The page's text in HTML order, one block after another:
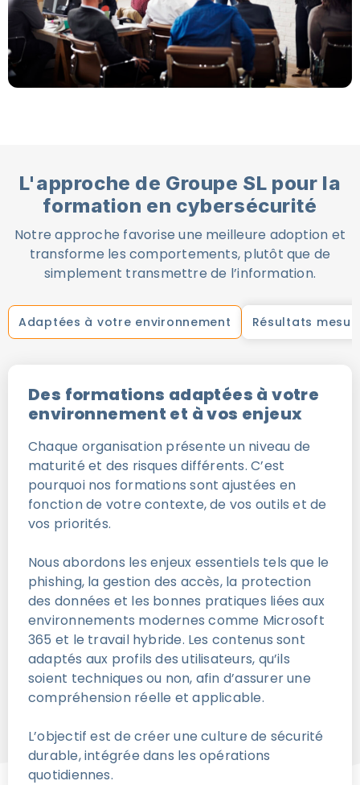
L'approche de Groupe SL pour la
formation en cybersécurité
Notre approche favorise une meilleure adoption et
transforme les comportements, plutôt que de
simplement transmettre de l’information.
Adaptées à votre environnement Résultats
Des formations adaptées à votre
environnement et à vos enjeux
Chaque organisation présente un niveau de
maturité et des risques différents. C’est
pourquoi nos formations sont ajustées en
fonction de votre contexte, de vos outils et de
vos priorités.
Nous abordons les enjeux essentiels tels que le
phishing, la gestion des accès, la protection
des données et les bonnes pratiques liées aux
environnements modernes comme Microsoft
365 et le travail hybride. Les contenus sont
adaptés aux profils des utilisateurs, qu’ils
soient techniques ou non, afin d’assurer une
compréhension réelle et applicable.
L’objectif est de créer une culture de sécurité
durable, intégrée dans les opérations
quotidiennes.